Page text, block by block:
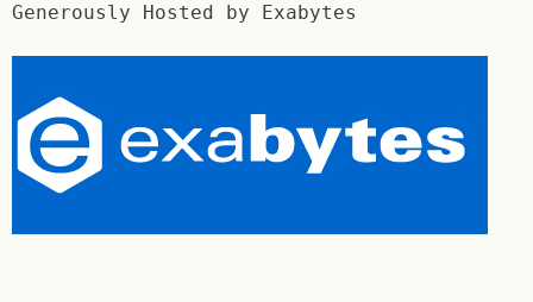
Generously Hosted by Exabytes